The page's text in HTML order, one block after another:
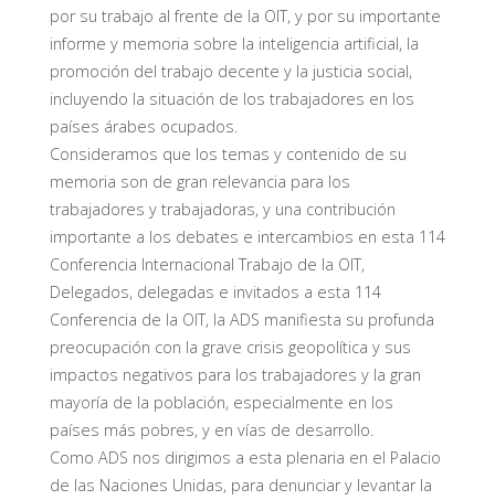
por su trabajo al frente de la OIT, y por su importante
informe y memoria sobre la inteligencia artificial, la
promoción del trabajo decente y la justicia social,
incluyendo la situación de los trabajadores en los
países árabes ocupados.
Consideramos que los temas y contenido de su
memoria son de gran relevancia para los
trabajadores y trabajadoras, y una contribución
importante a los debates e intercambios en esta 114
Conferencia Internacional Trabajo de la OIT,
Delegados, delegadas e invitados a esta 114
Conferencia de la OIT, la ADS manifiesta su profunda
preocupación con la grave crisis geopolítica y sus
impactos negativos para los trabajadores y la gran
mayoría de la población, especialmente en los
países más pobres, y en vías de desarrollo.
Como ADS nos dirigimos a esta plenaria en el Palacio
de las Naciones Unidas, para denunciar y levantar la